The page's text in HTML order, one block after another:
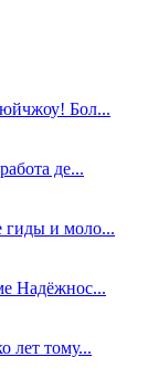
Бол...
де...
гиды и моло...
Надёжнос...
лет тому...